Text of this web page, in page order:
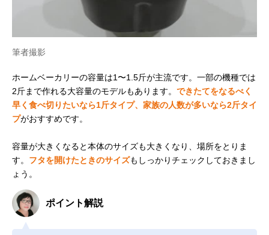
筆者撮影
ホームベーカリーの容量は1〜1.5斤が主流です。一部の機種では
2斤まで作れる大容量のモデルもあります。 できたてをなるべく
早く食べ切りたいなら1斤タイプ、家族の人数が多いなら2斤タイ
プがおすすめです。
容量が大きくなると本体のサイズも大きくなり、場所をとりま
す。 フタを開けたときのサイズもしっかりチェックしておきまし
ょう。
ポイント解説